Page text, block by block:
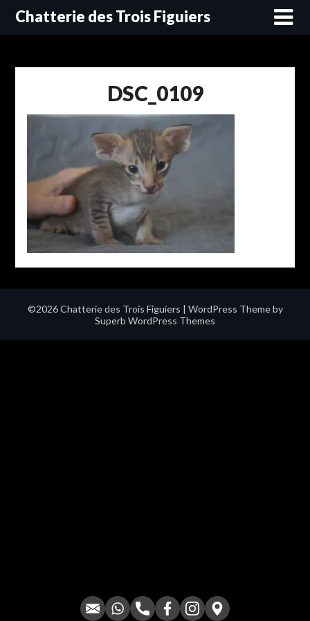
SkipChatterie des Trois Figuiers
DSC_0109
©2026 Chatterie des Trois Figuiers | WordPress Theme by
Superb WordPress Themes